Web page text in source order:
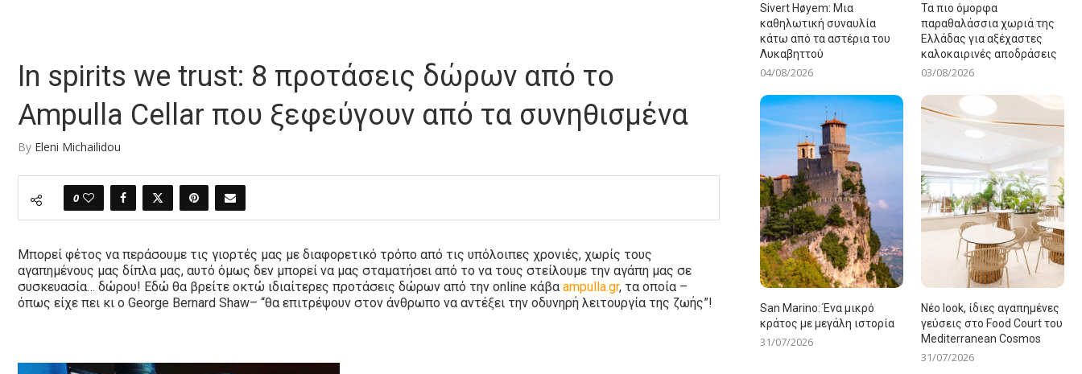
In spirits we trust: 8 προτάσεις δώρων από το
Ampulla Cellar που ξεφεύγουν από τα συνηθισμένα
By Eleni Michailidou
0
Μπορεί φέτος να περάσουμε τις γιορτές μας με διαφορετικό τρόπο από τις υπόλοιπες χρονιές, χωρίς τους
αγαπημένους μας δίπλα μας, αυτό όμως δεν μπορεί να μας σταματήσει από το να τους στείλουμε την αγάπη μας σε
συσκευασία… δώρου! Εδώ θα βρείτε οκτώ ιδιαίτερες προτάσεις δώρων από την online κάβα ampulla.gr, τα οποία –
όπως είχε πει κι ο George Bernard Shaw– “θα επιτρέψουν στον άνθρωπο να αντέξει την οδυνηρή λειτουργία της ζωής”!
Sivert Høyem: Μια
καθηλωτική συναυλία
κάτω από τα αστέρια του
Λυκαβηττού
04/08/2026
Τα πιο όμορφα
παραθαλάσσια χωριά της
Ελλάδας για αξέχαστες
καλοκαιρινές αποδράσεις
03/08/2026
San Marino: Ένα μικρό
κράτος με μεγάλη ιστορία
31/07/2026
Νέο look, ίδιες αγαπημένες
γεύσεις στο Food Court του
Mediterranean Cosmos
31/07/2026